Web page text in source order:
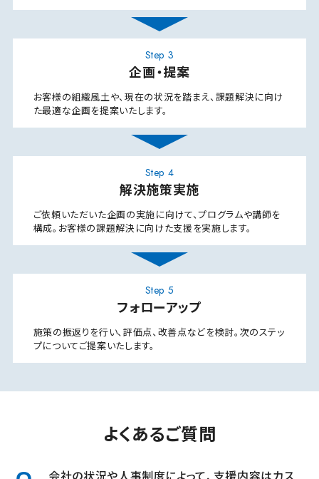
Step 3
企画・提案
お客様の組織風土や、現在の状況を踏まえ、課題解決に向け
た最適な企画を提案いたします。
Step 4
解決施策実施
ご依頼いただいた企画の実施に向けて、プログラムや講師を
構成。 お客様の課題解決に向けた支援を実施します。
Step 5
フォローアップ
施策の振返りを行い、評価点、改善点などを検討。 次のステッ
プについてご提案いたします。
よくあるご質問
会社の状況や人事制度によって、支援内容はカス